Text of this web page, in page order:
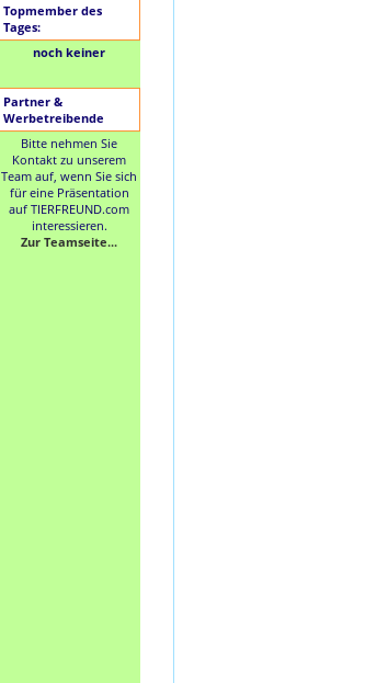
Topmember des
Tages:
noch keiner
Partner &
Werbetreibende
Bitte nehmen Sie
Kontakt zu unserem
Team auf, wenn Sie sich
für eine Präsentation
auf TIERFREUND.com
interessieren.
Zur Teamseite...